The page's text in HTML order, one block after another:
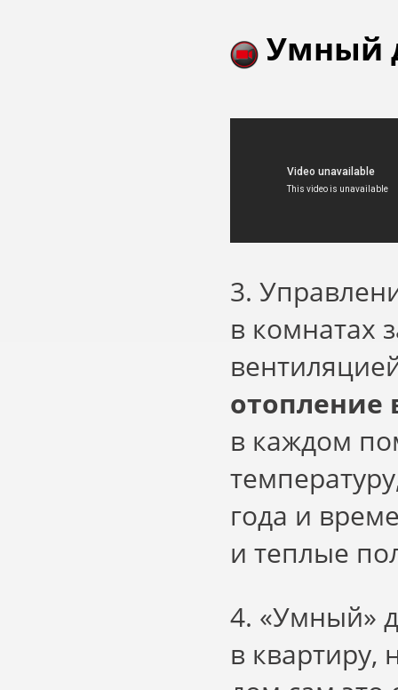
Умный
3.
в комнатах
отопление
в каждом
года и
и теплые
4. «Умный»
в квартиру,